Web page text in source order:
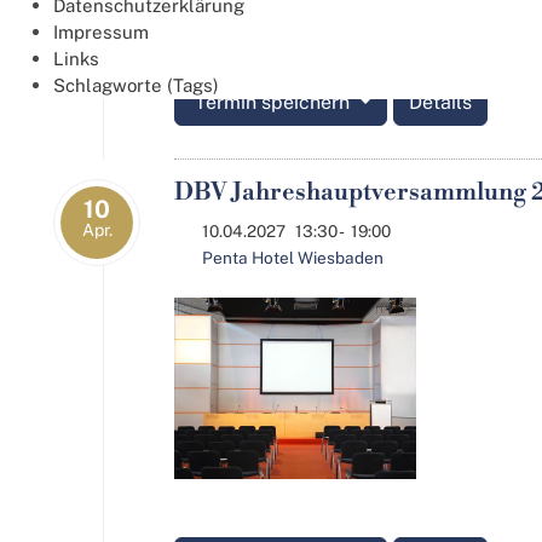
Datenschutzerklärung
Impressum
Links
Schlagworte (Tags)
Termin speichern Details
10
Apr.
DBV Jahreshauptversammlung
10.04.2027 13:30- 19:00
Penta Hotel Wiesbaden